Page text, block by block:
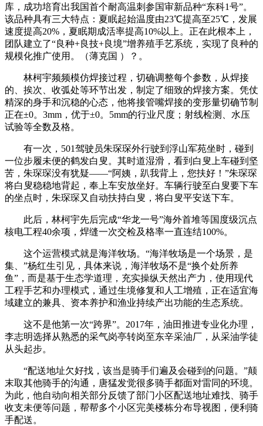
库，成功培育出我国首个耐高温刺参国审新品种“东科1号”。
该品种具有三大特点：夏眠起始温度由23℃提高至25℃，发展
速度提高20%，夏眠期成活率提高10%以上。正在此根本上，
团队建立了“良种+良技+良境”增养殖手艺系统，实现了良种的
规模化推广使用。（薄克国 ）？。
林柯宇频频模仿焊接过程，切确调整每个参数，从焊接
的、挨次、收弧处等环节出发，制定了细致的焊接方案。凭仗
精深的身手和沉稳的心态，他将接管嘴焊接的变形量切确节制
正在±0。3mm，优于±0。5mm的行业尺度；射线检测、水压
试验等全数及格。
有一次，501驾驶员朱琛琛外行驶到浮山军苑坐时，碰到
一位步履未便的鹤发白叟。其时道湿滑，看到白叟上车碰到坚
苦，朱琛琛没有犹疑——“阿姨，趴我背上，您扶好！”朱琛琛
将白叟稳稳地背起，奉上车安放坐好。车辆行驶至白叟要下车
的坐点时，朱琛琛又自动扶持白叟，将白叟平安送下车。
此后，林柯宇先后完成“华龙一号”海外首堆等国度级沉点
核电工程40余项，焊缝一次交检及格率一直连结100%。
这个运营模式就是海洋牧场。“海洋牧场是一个场景，是
集、”杨红生引见，具体来说，海洋牧场不是“换个处所养
鱼”，而是基于生态学道理，充实操纵天然出产力，使用现代
工程手艺和办理模式，通过生境修复和人工增殖，正在适宜海
域建立的兼具、资本养护和渔业持续产出功能的生态系统。
这不是他第一次“跨界”。2017年，油田推进专业化办理，
李志明选择从熟悉的采气岗亭转岗至东辛采油厂，从采油学徒
从头起步。
“配送地址欠好找，该当是骑手们遍及会碰到的问题。”颠
末取其他骑手的沟通，唐猛发觉很多骑手都面对雷同的环境。
为此，他自动向相关部分反馈了部门小区配送地址难找、骑手
收支未便等问题，帮帮多个小区完美楼栋分布导视图，便利骑
手配送。